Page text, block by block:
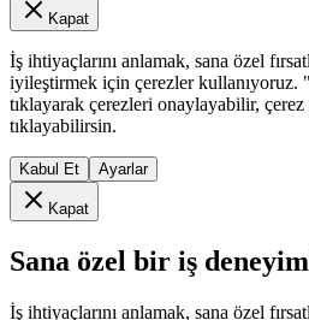
Kapat
İş ihtiyaçlarını anlamak, sana özel
iyileştirmek için çerezler kullanıyoruz.
tıklayarak çerezleri onaylayabilir,
tıklayabilirsin.
Kabul Et Ayarlar
Kapat
Sana özel bir iş
İş ihtiyaçlarını anlamak, sana özel